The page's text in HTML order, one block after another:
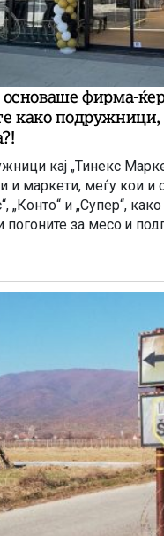
основаше фирма-
како подружници,
кај „Тинекс
и маркети, меѓу кои и
„Конто“ и „Супер“,
за месо.и
е и центарот за